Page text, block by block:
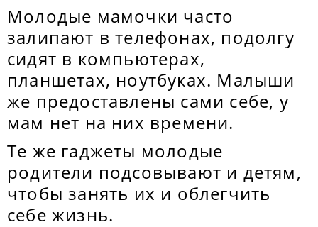
Молодые мамочки часто
залипают в телефонах, подолгу
сидят в компьютерах,
планшетах, ноутбуках. Малыши
же предоставлены сами себе, у
мам нет на них времени.
Те же гаджеты молодые
родители подсовывают и детям,
чтобы занять их и облегчить
себе жизнь.